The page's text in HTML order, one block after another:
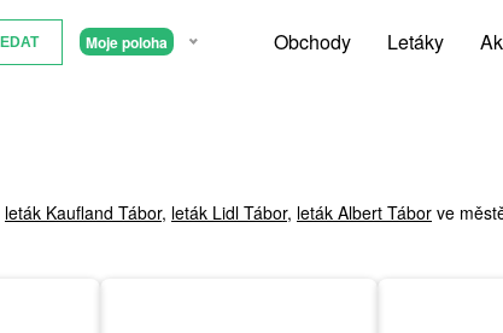
Moje poloha Obchody Letáky
leták Kaufland Tábor, leták Lidl Tábor, leták Albert Tábor ve